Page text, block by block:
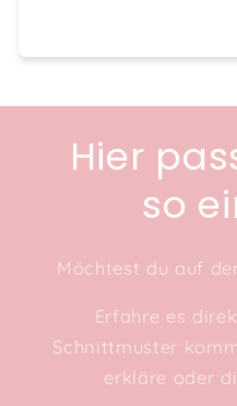
Hier
so
Möchtest du auf
Erfahre es
Schnittmuster
erkläre oder